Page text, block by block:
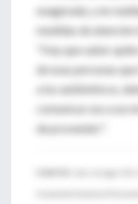
exagerada, y en
medidas de atención
"Hay que saber
de esas personas
a los antibióticos,
comunicar eso a un
de proveedor".